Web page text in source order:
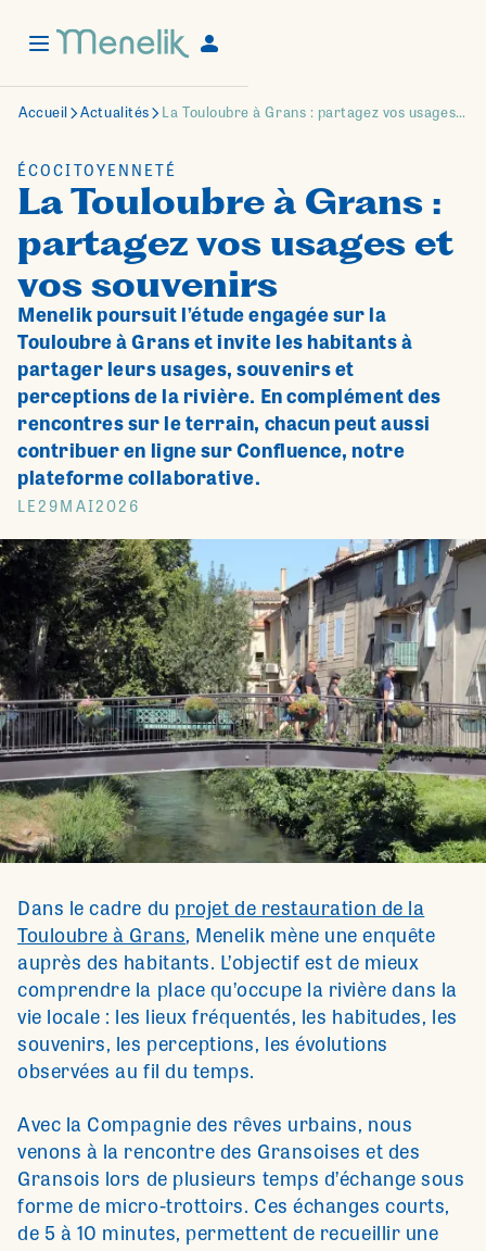
Accueil Actualités La Touloubre à Grans : partagez vos usages et vos souvenirs
ÉCOCITOYENNETÉ
La Touloubre à Grans :
partagez vos usages et
vos souvenirs
Menelik poursuit l’étude engagée sur la
Touloubre à Grans et invite les habitants à
partager leurs usages, souvenirs et
perceptions de la rivière. En complément des
rencontres sur le terrain, chacun peut aussi
contribuer en ligne sur Confluence, notre
plateforme collaborative.
LE29 MAI2026
Dans le cadre du projet de restauration de la
Touloubre à Grans, Menelik mène une enquête
auprès des habitants. L’objectif est de mieux
comprendre la place qu’occupe la rivière dans la
vie locale : les lieux fréquentés, les habitudes, les
souvenirs, les perceptions, les évolutions
observées au fil du temps.
Avec la Compagnie des rêves urbains, nous
venons à la rencontre des Gransoises et des
Gransois lors de plusieurs temps d’échange sous
forme de micro-trottoirs. Ces échanges courts,
de 5 à 10 minutes, permettent de recueillir une